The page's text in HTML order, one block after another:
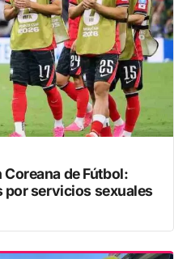
Coreana de Fútbol:
por servicios sexuales